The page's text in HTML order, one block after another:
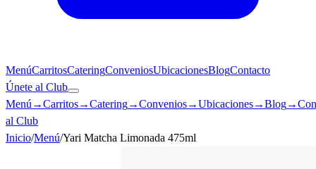
MenúCarritosCateringConveniosUbicacionesBlogContacto
Únete al Club
Menú →Carritos→Catering→Convenios→Ubicaciones→Blog→
al Club
Inicio/Menú/Yari Matcha Limonada 475ml